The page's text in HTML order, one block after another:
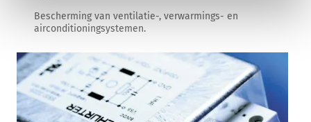
Bescherming van ventilatie-, verwarmings- en
airconditioningsystemen.